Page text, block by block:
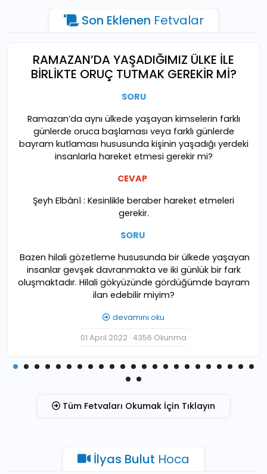
Son Eklenen Fetvalar
RAMAZAN’DA YAŞADIĞIMIZ ÜLKE İLE
BİRLİKTE ORUÇ TUTMAK GEREKİR Mİ?
SORU
Ramazan’da aynı ülkede yaşayan kimselerin farklı
günlerde oruca başlaması veya farklı günlerde
bayram kutlaması hususunda kişinin yaşadığı yerdeki
insanlarla hareket etmesi gerekir mi?
CEVAP
Şeyh Elbânî : Kesinlikle beraber hareket etmeleri
gerekir.
SORU
Bazen hilali gözetleme hususunda bir ülkede yaşayan
insanlar gevşek davranmakta ve iki günlük bir fark
oluşmaktadır. Hilali gökyüzünde gördüğümde bayram
ilan edebilir miyim?
devamını oku
01 April 2022 · 4356 Okunma
Tüm Fetvaları Okumak İçin Tıklayın
İlyas Bulut Hoca